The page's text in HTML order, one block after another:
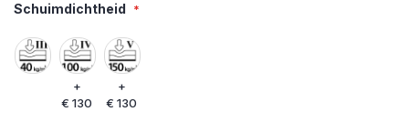
Schuimdichtheid
+
€ 130
+
€ 130